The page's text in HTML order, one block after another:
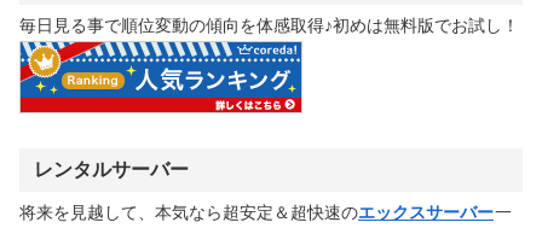
毎日見る事で順位変動の傾向を体感取得♪初めは無料版でお試し！
レンタルサーバー
将来を見越して、本気なら超安定＆超快速のエックスサーバー一